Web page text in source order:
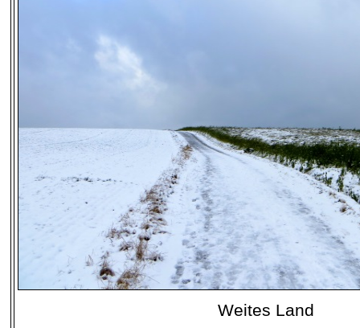
Weites Land